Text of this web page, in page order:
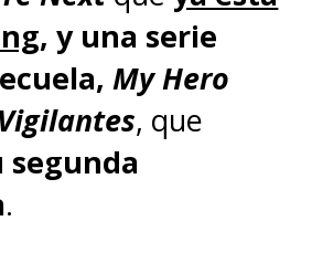
, y una serie
My Hero
, que
segunda
.